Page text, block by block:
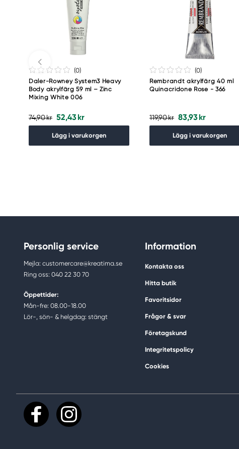
(0)
Daler-Rowney System3 Heavy
Body akrylfärg 59 ml – Zinc
Mixing White 006
74,90 kr 52,43 kr
Lägg i varukorgen
(0)
Rembrandt akrylfärg 40 ml
Quinacridone Rose - 366
119,90 kr 83,93 kr
Lägg i varukorgen
Personlig service
Mejla: customercare@kreatima.se
Ring oss: 040 22 30 70
Öppettider:
Mån-fre: 08.00-18.00
Lör-, sön- & helgdag: stängt
Information
Kontakta oss
Hitta butik
Favoritsidor
Frågor & svar
Företagskund
Integritetspolicy
Cookies